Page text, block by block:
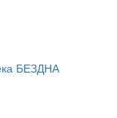
БЕЗДНА